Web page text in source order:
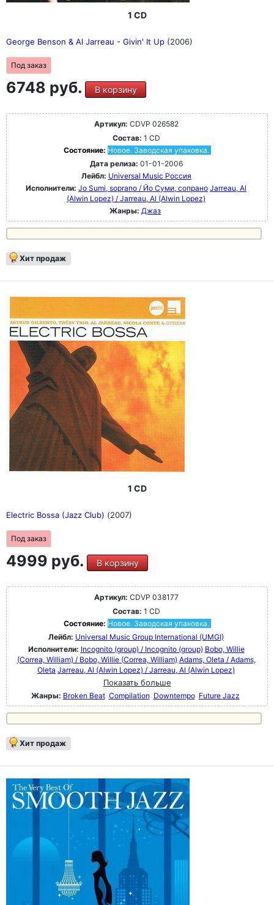
1 CD
George Benson & Al Jarreau - Givin' It Up (2006)
Под заказ
6748 руб. В корзину
Артикул: CDVP 026582
Состав: 1 CD
Состояние: Новое. Заводская упаковка.
Дата релиза: 01-01-2006
Лейбл: Universal Music Россия
Исполнители: Jo Sumi, soprano / Йо Суми, сопрано Jarreau, Al
(Alwin Lopez) / Jarreau, Al (Alwin Lopez)
Жанры: Джаз
Хит продаж
1 CD
Electric Bossa (Jazz Club) (2007)
Под заказ
4999 руб. В корзину
Артикул: CDVP 038177
Состав: 1 CD
Состояние: Новое. Заводская упаковка.
Лейбл: Universal Music Group International (UMGI)
Исполнители: Incognito (group) / Incognito (group) Bobo, Willie
(Correa, William) / Bobo, Willie (Correa, William) Adams, Oleta / Adams,
Oleta Jarreau, Al (Alwin Lopez) / Jarreau, Al (Alwin Lopez)
Показать больше
Жанры: Broken Beat Compilation Downtempo Future Jazz
Хит продаж